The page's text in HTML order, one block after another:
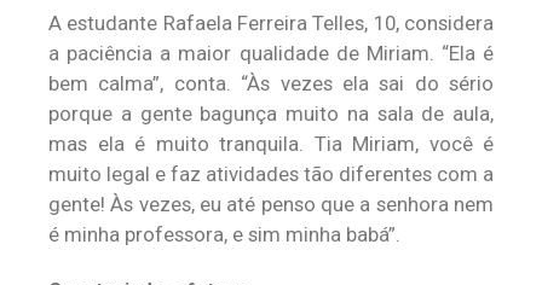
A estudante Rafaela Ferreira Telles, 10, considera
a paciência a maior qualidade de Miriam. “Ela é
bem calma”, conta. “Às vezes ela sai do sério
porque a gente bagunça muito na sala de aula,
mas ela é muito tranquila. Tia Miriam, você é
muito legal e faz atividades tão diferentes com a
gente! Às vezes, eu até penso que a senhora nem
é minha professora, e sim minha babá”.